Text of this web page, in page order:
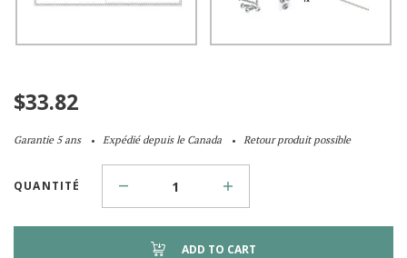
$33.82
Garantie 5 ans Expédié depuis le Canada Retour produit possible
QUANTITÉ
ADD TO CART